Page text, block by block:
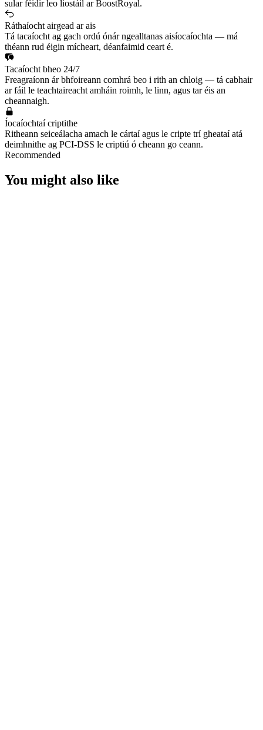
sular féidir leo liostáil ar BoostRoyal.
Ráthaíocht airgead ar ais
Tá tacaíocht ag gach ordú ónár ngealltanas aisíocaíochta — má
théann rud éigin mícheart, déanfaimid ceart é.
Tacaíocht bheo 24/7
Freagraíonn ár bhfoireann comhrá beo i rith an chloig — tá cabhair
ar fáil le teachtaireacht amháin roimh, le linn, agus tar éis an
cheannaigh.
Íocaíochtaí criptithe
Ritheann seiceálacha amach le cártaí agus le cripte trí gheataí atá
deimhnithe ag PCI-DSS le criptiú ó cheann go ceann.
Recommended
You might also like